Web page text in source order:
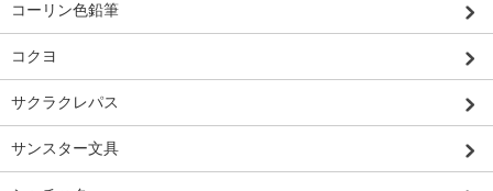
コーリン色鉛筆
コクヨ
サクラクレパス
サンスター文具